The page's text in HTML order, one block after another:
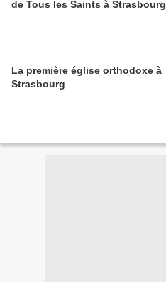
de Tous les Saints à Strasbourg
La première église orthodoxe à
Strasbourg